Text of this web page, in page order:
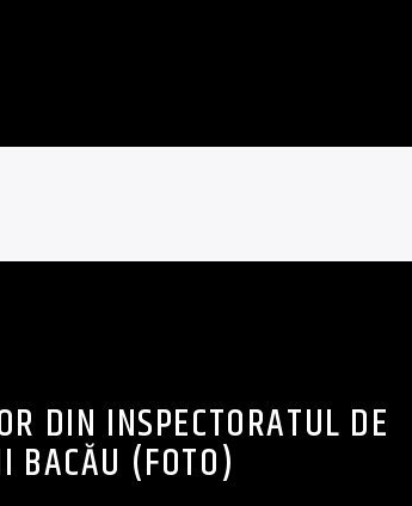
DIN INSPECTORATUL DE
BACĂU (FOTO)